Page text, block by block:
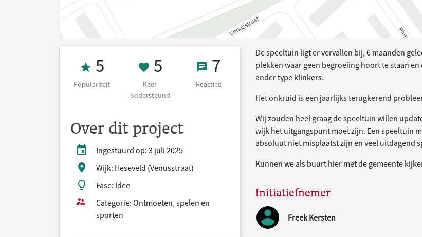
Populariteit 5
5
Populariteit
5 Keer ondersteund
5
Keer
ondersteund
7 Reacties
7
Reacties
Over dit project
Ingestuurd op: 3 juli 2025
Wijk: Heseveld (Venusstraat)
Fase: Idee
Categorie: Ontmoeten, spelen en
sporten
De speeltuin ligt er vervallen bij, 6 maanden
plekken waar geen begroeiing hoort te staan
ander type klinkers.
Het onkruid is een jaarlijks terugkerend
Wij zouden heel graag de speeltuin willen
wijk het uitgangspunt moet zijn. Een speeltuin
absoluut niet misplaatst zijn en veel uitdagend
Kunnen we als buurt hier met de gemeente
Initiatiefnemer
Freek Kersten